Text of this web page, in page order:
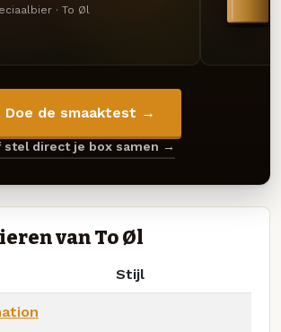
· To Øl
Doe de smaaktest →
stel direct je box samen →
van To Øl
Stijl